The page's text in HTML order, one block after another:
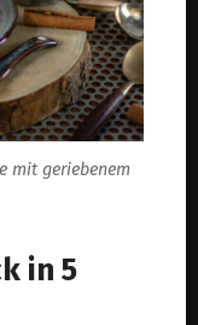
mit geriebenem
in 5